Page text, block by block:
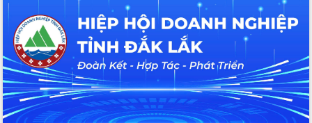
du khách thông qua Hệ thống cơ sở dữ
liệu và Bản đồ số
Tập huấn ứng dụng trí tuệ nhân tạo (AI)
trong thương mại điện tử năm 2026
Đoàn đại biểu Quốc hội tỉnh Đắk Lắk
trao đổi thông tin trước Kỳ họp thứ
nhất, Quốc hội khóa XVI
Quyết liệt cải cách hành chính, khơi